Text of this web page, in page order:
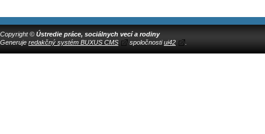
Copyright © Ústredie práce, sociálnych vecí a rodiny
Generuje redakčný systém BUXUS CMS spoločnostiui42